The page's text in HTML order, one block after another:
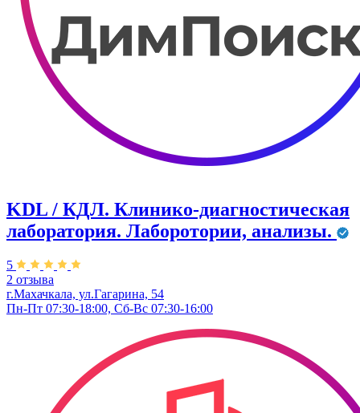
KDL / КДЛ. Клинико-диагностическая
лаборатория. Лаборотории, анализы.
5
2 отзыва
г.Махачкала, ул.Гагарина, 54
Пн-Пт 07:30-18:00, Сб-Вс 07:30-16:00